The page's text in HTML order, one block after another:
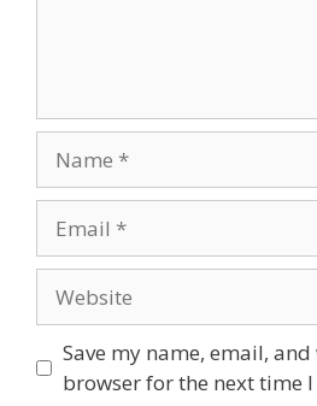
Save my name, email,
browser for the next time